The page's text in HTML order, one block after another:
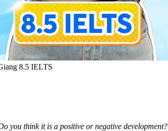
8.5 IELTS
you think it is a positive or negative development?